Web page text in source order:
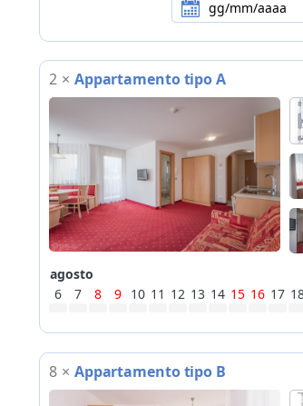
gg/mm/aaaa
2 × Appartamento tipo A
agosto
6
7 8 9 10 11 12 13 14 15 16 17
8 × Appartamento tipo B